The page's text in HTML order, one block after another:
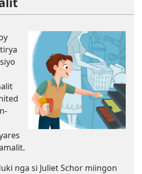
nga si Juliet Schor miingon